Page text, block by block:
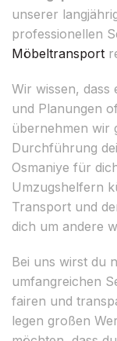
unserer
professionellen
Möbeltransport
Wir wissen, dass
und Planungen
übernehmen wir
Durchführung
Osmaniye für
Umzugshelfern
Transport und
dich um andere
Bei uns wirst du
umfangreichen
fairen und
legen großen